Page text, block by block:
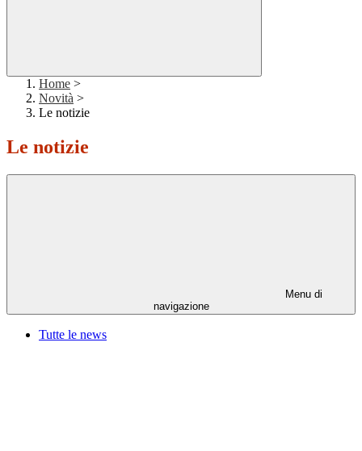
Home >
Novità >
Le notizie
Le notizie
Menu di
navigazione
Tutte le news